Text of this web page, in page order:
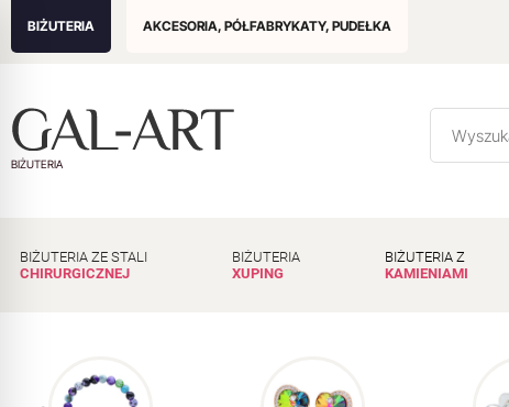
BIŻUTERIA AKCESORIA, PÓŁFABRYKATY, PUDEŁKA
BIŻUTERIA
BIŻUTERIA ZE STALI
CHIRURGICZNEJ
BIŻUTERIA
XUPING
BIŻUTERIA Z
KAMIENIAMI